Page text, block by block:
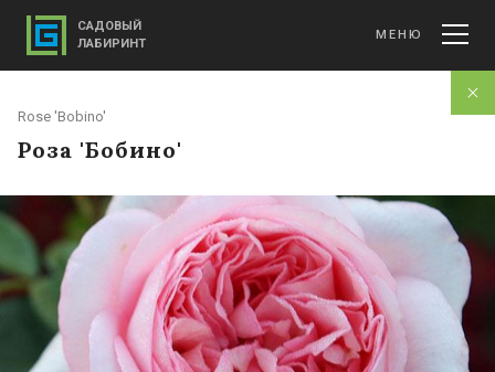
Rose 'Bobino'
Роза 'Бобино'
САДОВЫЙ
ЛАБИРИНТ
МЕНЮ